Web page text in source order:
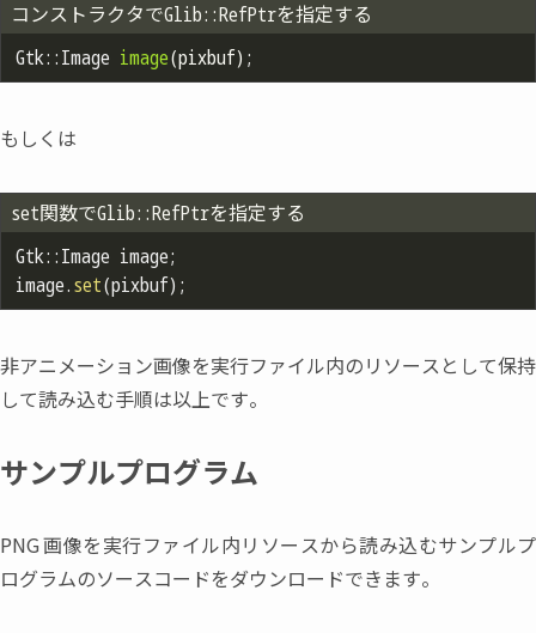
コンストラクタでGlib::RefPtrを指定する
Gtk::Image image(pixbuf)
もしくは
set関数でGlib::RefPtrを指定する
Gtk::Image image;
image.set
非アニメーション画像を実行ファイル内のリソースとして保持
して読み込む手順は以上です。
サンプルプログラム
PNG画像を実行ファイル内リソースから読み込むサンプルプ
ログラムのソースコードをダウンロードできます。